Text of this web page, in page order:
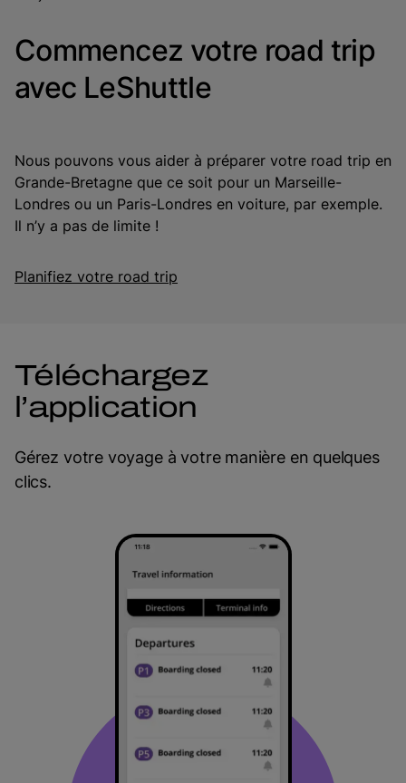
Commencez votre road trip
avec LeShuttle
Nous pouvons vous aider à préparer votre road trip en
Grande-Bretagne que ce soit pour un Marseille-
Londres ou un Paris-Londres en voiture, par exemple.
Il n’y a pas de limite !
Planifiez votre road trip
Téléchargez
l’application
Gérez votre voyage à votre manière en quelques
clics.